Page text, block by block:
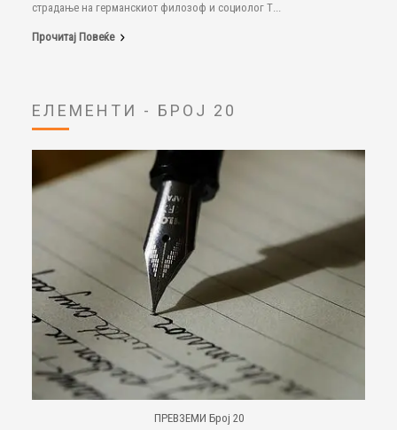
страдање на германскиот филозоф и социолог Т...
Прочитај Повеќе
ЕЛЕМЕНТИ - БРОЈ 20
ПРЕВЗЕМИ Број 20